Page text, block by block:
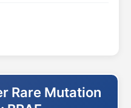
Rare Mutation